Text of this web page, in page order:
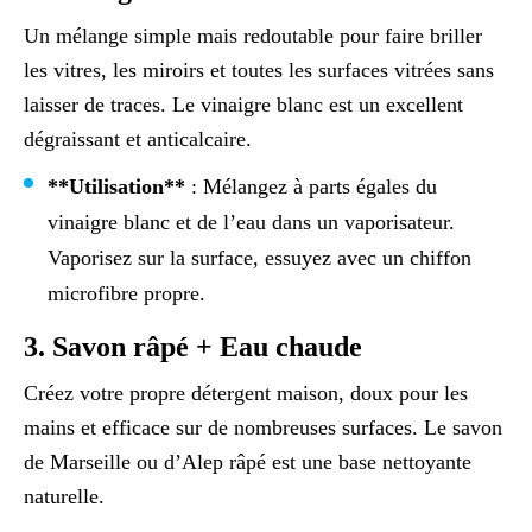
Un mélange simple mais redoutable pour faire briller
les vitres, les miroirs et toutes les surfaces vitrées sans
laisser de traces. Le vinaigre blanc est un excellent
dégraissant et anticalcaire.
**Utilisation** : Mélangez à parts égales du
vinaigre blanc et de l’eau dans un vaporisateur.
Vaporisez sur la surface, essuyez avec un chiffon
microfibre propre.
3. Savon râpé + Eau chaude
Créez votre propre détergent maison, doux pour les
mains et efficace sur de nombreuses surfaces. Le savon
de Marseille ou d’Alep râpé est une base nettoyante
naturelle.